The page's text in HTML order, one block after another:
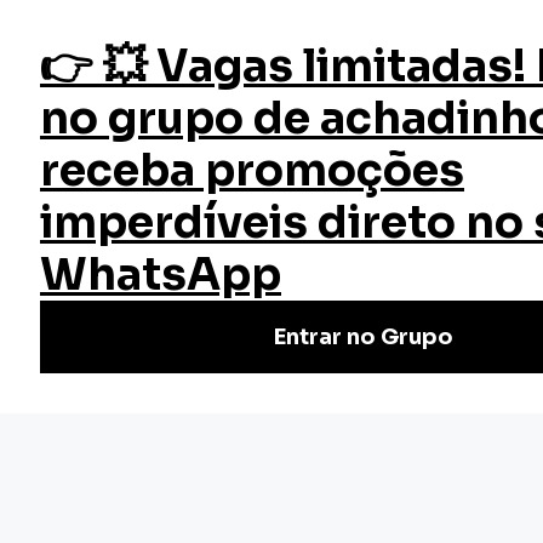
fazer login
Início Cursos Cursos Gratuitos Farmacologia Clínica
Curso Farmacologia Clínica
Faça o Curso de Farmacologia Clínica Online e Gratuito |
Certificado válido em todo Brasil. Não perca tempo, venha
conferir. Cursos rápidos e de qualidade.